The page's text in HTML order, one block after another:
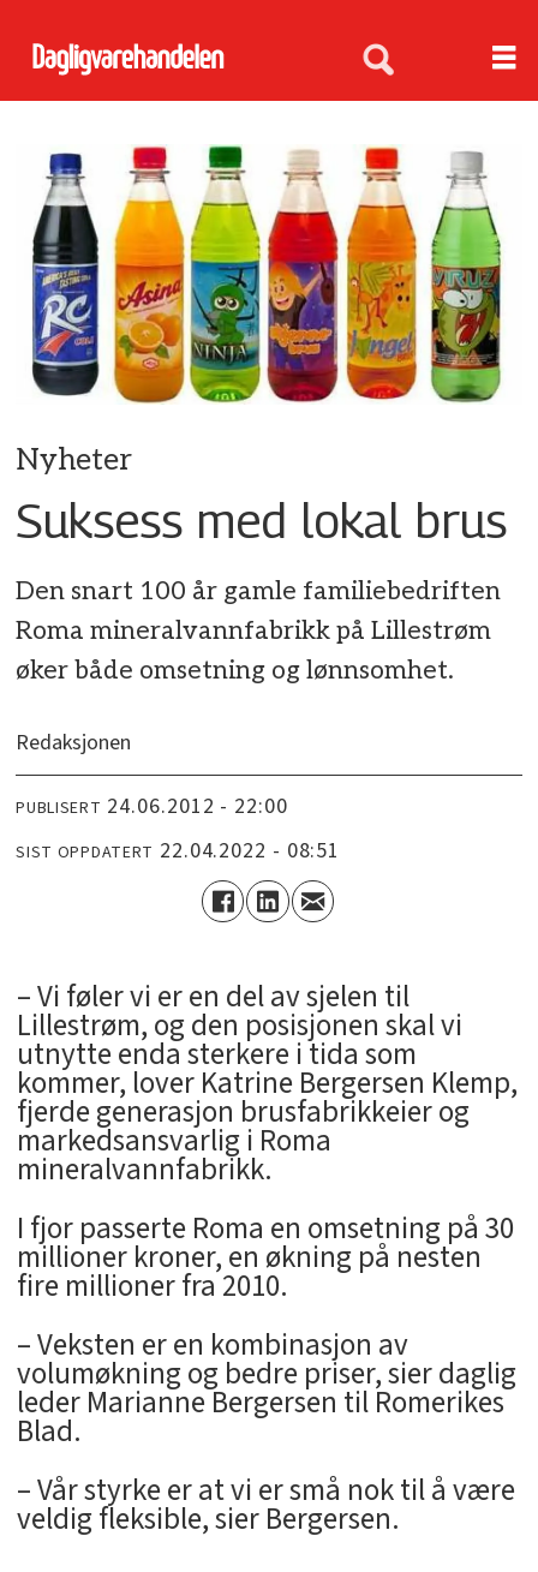
Nyheter
Suksess med lokal brus
Den snart 100 år gamle familiebedriften
Roma mineralvannfabrikk på Lillestrøm
øker både omsetning og lønnsomhet.
Redaksjonen
PUBLISERT 24.06.2012 - 22:00
SIST OPPDATERT 22.04.2022 - 08:51
– Vi føler vi er en del av sjelen til
Lillestrøm, og den posisjonen skal vi
utnytte enda sterkere i tida som
kommer, lover Katrine Bergersen Klemp,
fjerde generasjon brusfabrikkeier og
markedsansvarlig i Roma
mineralvannfabrikk.
I fjor passerte Roma en omsetning på 30
millioner kroner, en økning på nesten
fire millioner fra 2010.
– Veksten er en kombinasjon av
volumøkning og bedre priser, sier daglig
leder Marianne Bergersen til Romerikes
Blad.
– Vår styrke er at vi er små nok til å være
veldig fleksible, sier Bergersen.